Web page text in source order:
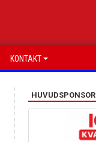
KONTAKT
HUVUDSPONSOR